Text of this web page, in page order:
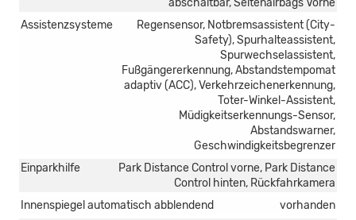
abschaltbar, Seitenairbags Vorne
Assistenzsysteme
Regensensor, Notbremsassistent (City-
Safety), Spurhalteassistent,
Spurwechselassistent,
Fußgängererkennung, Abstandstempomat
adaptiv (ACC), Verkehrzeichenerkennung,
Toter-Winkel-Assistent,
Müdigkeitserkennungs-Sensor,
Abstandswarner,
Geschwindigkeitsbegrenzer
Einparkhilfe
Park Distance Control vorne, Park Distance
Control hinten, Rückfahrkamera
Innenspiegel automatisch abblendend
vorhanden